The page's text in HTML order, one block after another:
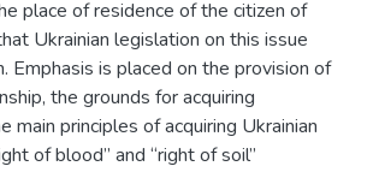
place of residence of the citizen of
Ukrainian legislation on this issue
is placed on the provision of
the grounds for acquiring
main principles of acquiring Ukrainian
of blood” and “right of soil”